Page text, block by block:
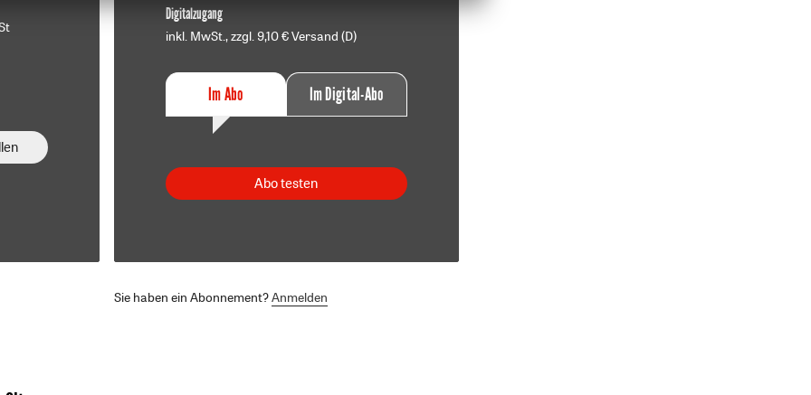
Digitalzugang
inkl. MwSt., zzgl. 9,10 € Versand (D)
Im Abo Im Digital-Abo
Abo testen
Sie haben ein Abonnement?Anmelden